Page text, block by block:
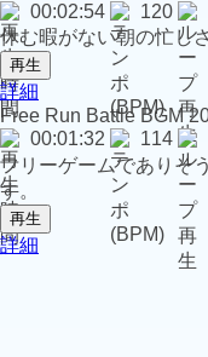
00:02:54
120
休む暇がない朝の忙し
再生
詳細
Free Run Battle BGM
00:01:32
114
フリーゲームでありそ
す。
再生
詳細